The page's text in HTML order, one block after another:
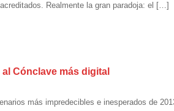
Realmente la gran paradoja: el […]
Cónclave más digital
más impredecibles e inesperados de